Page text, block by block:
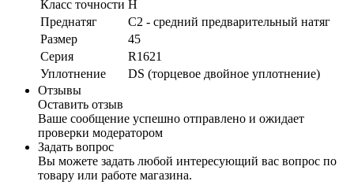
Класс точности H
Преднатяг
C2 - средний предварительный натяг
Размер
45
Серия
R1621
Уплотнение
DS (торцевое двойное уплотнение)
Отзывы
Оставить отзыв
Ваше сообщение успешно отправлено и ожидает
проверки модератором
Задать вопрос
Вы можете задать любой интересующий вас вопрос по
товару или работе магазина.